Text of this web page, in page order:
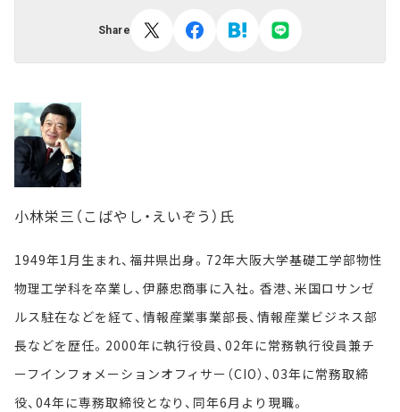
Share
小林栄三（こばやし・えいぞう）氏
1949年1月生まれ、福井県出身。72年大阪大学基礎工学部物性
物理工学科を卒業し、伊藤忠商事に入社。香港、米国ロサンゼ
ルス駐在などを経て、情報産業事業部長、情報産業ビジネス部
長などを歴任。2000年に執行役員、02年に常務執行役員兼チ
ーフインフォメーションオフィサー（CIO）、03年に常務取締
役、04年に専務取締役となり、同年6月より現職。